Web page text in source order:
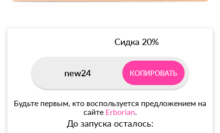
Сидка 20%
new24 КОПИРОВАТЬ
Будьте первым, кто воспользуется предложением на
сайте Erborian.
До запуска осталось: